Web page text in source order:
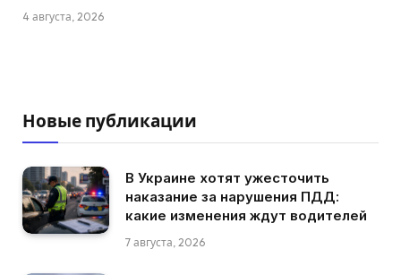
4 августа, 2026
Новые публикации
В Украине хотят ужесточить
наказание за нарушения ПДД:
какие изменения ждут водителей
7 августа, 2026